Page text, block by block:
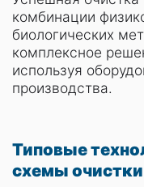
комбинации
биологических
комплексное
используя
производства.
Типовые
схемы очистки